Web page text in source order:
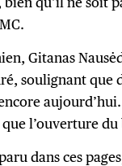
Gitanas
soulignant que
l’ouverture
dans ces